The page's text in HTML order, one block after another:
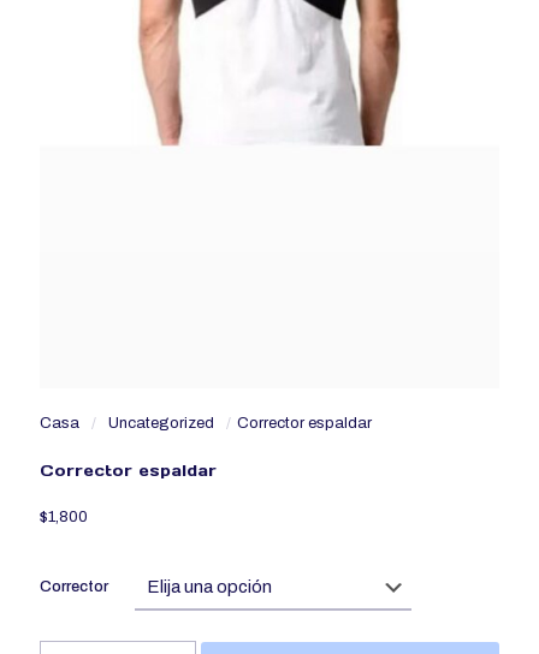
Casa / Uncategorized / Corrector espaldar
Corrector espaldar
$1,800
Corrector